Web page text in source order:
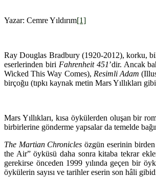
Yazar: Cemre Yıldırım[1]
Ray Douglas Bradbury (1920-2012), korku,
eserlerinden biri Fahrenheit 451’dir. Ancak
Wicked This Way Comes), Resimli Adam
birçoğu (tıpkı kaynak metin Mars Yıllıkları
Mars Yıllıkları, kısa öykülerden oluşan bir
birbirlerine gönderme yapsalar da temelde
The Martian Chronicles özgün eserinin birden
the Air” öyküsü daha sonra kitaba tekrar
gerekirse önceden 1999 yılında geçen bir
öykülerin sayısı ve tarihler eserin son hâli